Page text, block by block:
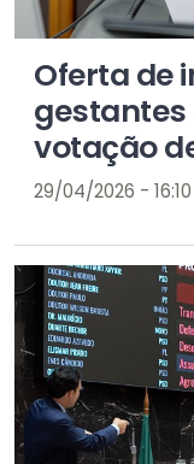
Oferta de
votação
29/04/2026 - 16:10